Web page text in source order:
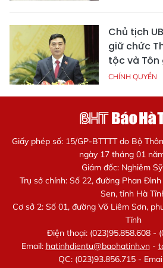
Chủ tịch
giữ chức
tộc và Tôn
CHÍNH QUYỀN
Giấy phép số: 15/GP-BTTTT do Bộ
ngày 17 tháng 01
Giám đốc: Nghiêm
Trụ sở chính: Số 22, đường Phan
Sen, tỉnh Hà
Cơ sở 2: Số 01, đường Võ Liêm Sơn,
Tĩnh
Điện thoại: (023)95.858.608 -
Email: hatinhdientu@baohatinh.vn-
QC: (023)93.856.715 -